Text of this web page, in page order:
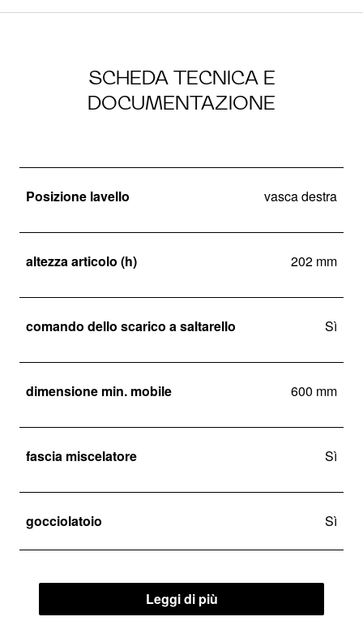
SCHEDA TECNICA E
DOCUMENTAZIONE
Posizione lavello vasca destra
altezza articolo (h) 202 mm
comando dello scarico a saltarello Sì
dimensione min. mobile 600 mm
fascia miscelatore Sì
gocciolatoio Sì
Leggi di più